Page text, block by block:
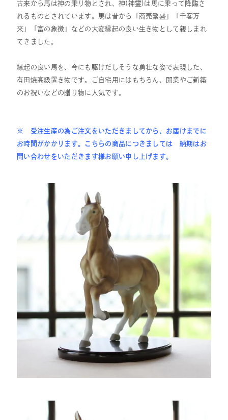
古来から馬は神の乗り物とされ、神(神霊)は馬に乗って降臨さ
れるものとされています。馬は昔から「商売繁盛」「千客万
来」「富の象徴」などの大変縁起の良い生き物として親しまれ
てきました。
縁起の良い馬を、今にも駆けだしそうな勇壮な姿で表現した、
有田焼高級置き物です。ご自宅用にはもちろん、開業やご新築
のお祝いなどの贈り物に人気です。
※ 受注生産の為ご注文をいただきましてから、お届けまでに
お時間がかかります。こちらの商品につきましては 納期はお
問い合わせをいただきます様お願い申し上げます。